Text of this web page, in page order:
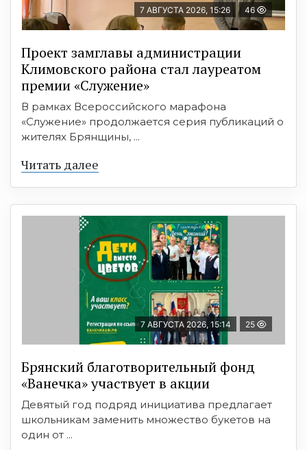
7 АВГУСТА 2026, 15:26 46
Проект замглавы администрации
Климовского района стал лауреатом
премии «Служение»
В рамках Всероссийского марафона
«Служение» продолжается серия публикаций о
жителях Брянщины, ...
Читать далее
7 АВГУСТА 2026, 15:14 25
Брянский благотворительный фонд
«Ванечка» участвует в акции
Девятый год подряд инициатива предлагает
школьникам заменить множество букетов на
один от ...